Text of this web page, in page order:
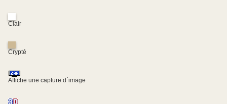
Clair
Crypté
Affiche une capture d´image